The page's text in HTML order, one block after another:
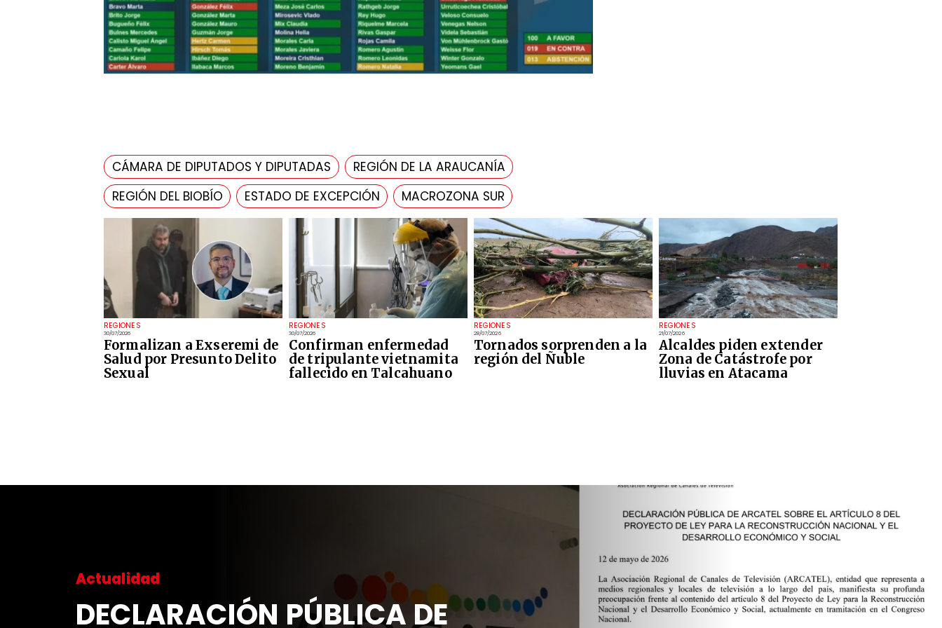
REGIONES
30/07/2026
Formalizan a Exseremi de
Salud por Presunto Delito
Sexual
REGIONES
30/07/2026
Confirman enfermedad
de tripulante vietnamita
fallecido en Talcahuano
REGIONES
28/07/2026
Tornados sorprenden a la
región del Ñuble
REGIONES
21/07/2026
Alcaldes piden extender
Zona de Catástrofe por
lluvias en Atacama
CÁMARA DE DIPUTADOS Y DIPUTADAS
REGIÓN DE LA ARAUCANÍA
REGIÓN DEL BIOBÍO
ESTADO DE EXCEPCIÓN MACROZONA SUR
Actualidad
DECLARACIÓN PÚBLICA DE